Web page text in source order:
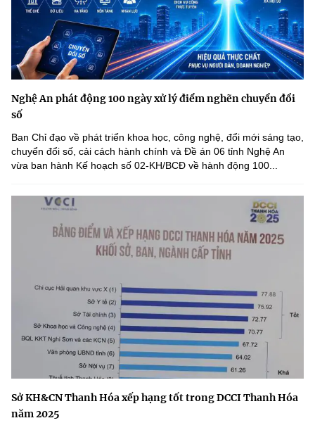
Nghệ An phát động 100 ngày xử lý điểm nghẽn chuyển đổi
số
Ban Chỉ đạo về phát triển khoa học, công nghệ, đổi mới sáng tạo,
chuyển đổi số, cải cách hành chính và Đề án 06 tỉnh Nghệ An
vừa ban hành Kế hoạch số 02-KH/BCĐ về hành động 100...
Sở KH&CN Thanh Hóa xếp hạng tốt trong DCCI Thanh Hóa
năm 2025